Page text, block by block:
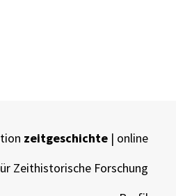
zeitgeschichte | online
Zeithistorische Forschung